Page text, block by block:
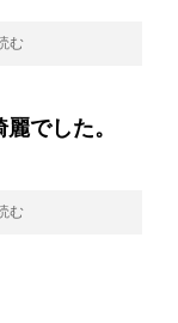
む
でした。
む